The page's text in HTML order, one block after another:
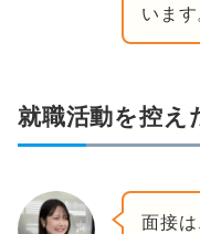
います
就職活動を控え
面接